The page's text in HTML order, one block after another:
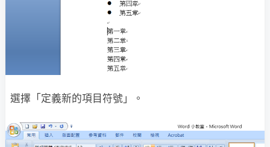
選擇「定義新的項目符號」。